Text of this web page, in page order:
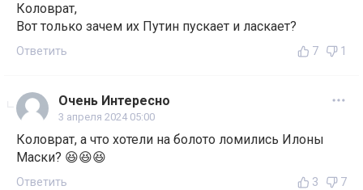
Коловрат,
Вот только зачем их Путин пускает и ласкает?
Ответить 7 1
Очень Интересно
3 апреля 2024 05:00
Коловрат, а что хотели на болото ломились Илоны
Маски? 😆😆😆
Ответить 3 7